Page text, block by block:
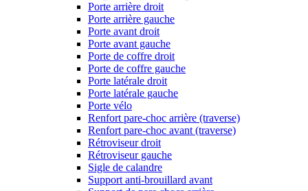
Porte arrière droit
Porte arrière gauche
Porte avant droit
Porte avant gauche
Porte de coffre droit
Porte de coffre gauche
Porte latérale droit
Porte latérale gauche
Porte vélo
Renfort pare-choc arrière (traverse)
Renfort pare-choc avant (traverse)
Rétroviseur droit
Rétroviseur gauche
Sigle de calandre
Support anti-brouillard avant